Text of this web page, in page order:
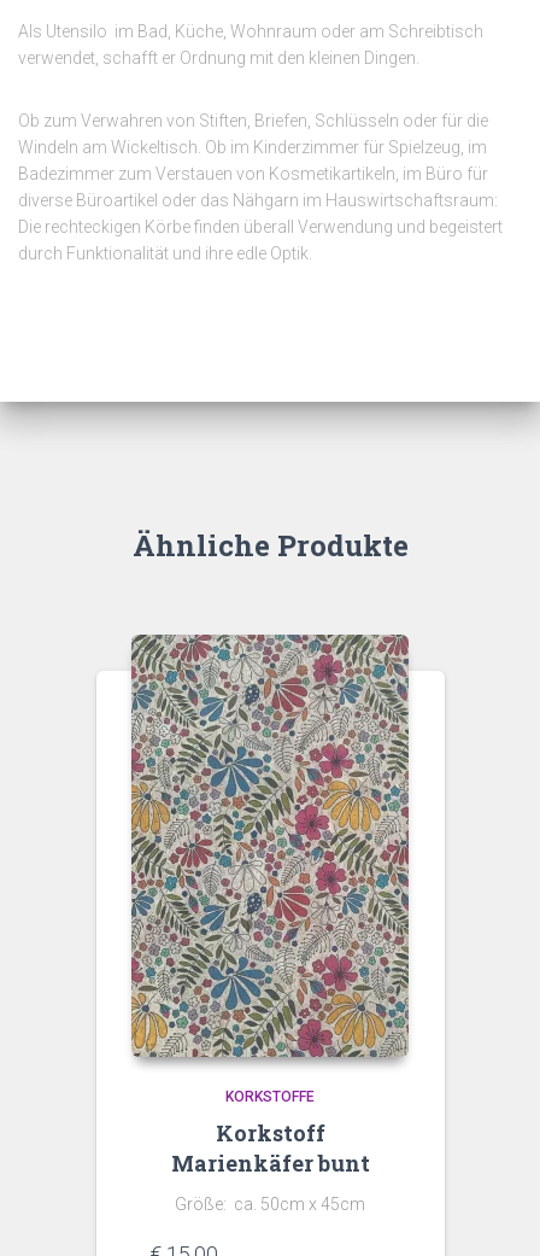
Als Utensilo im Bad, Küche, Wohnraum oder am Schreibtisch
verwendet, schafft er Ordnung mit den kleinen Dingen.
Ob zum Verwahren von Stiften, Briefen, Schlüsseln oder für die
Windeln am Wickeltisch. Ob im Kinderzimmer für Spielzeug, im
Badezimmer zum Verstauen von Kosmetikartikeln, im Büro für
diverse Büroartikel oder das Nähgarn im Hauswirtschaftsraum:
Die rechteckigen Körbe finden überall Verwendung und begeistert
durch Funktionalität und ihre edle Optik.
Ähnliche Produkte
KORKSTOFFE
Korkstoff
Marienkäfer bunt
Größe: ca. 50cm x 45cm